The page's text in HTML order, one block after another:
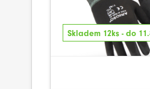
Skladem 12ks - do